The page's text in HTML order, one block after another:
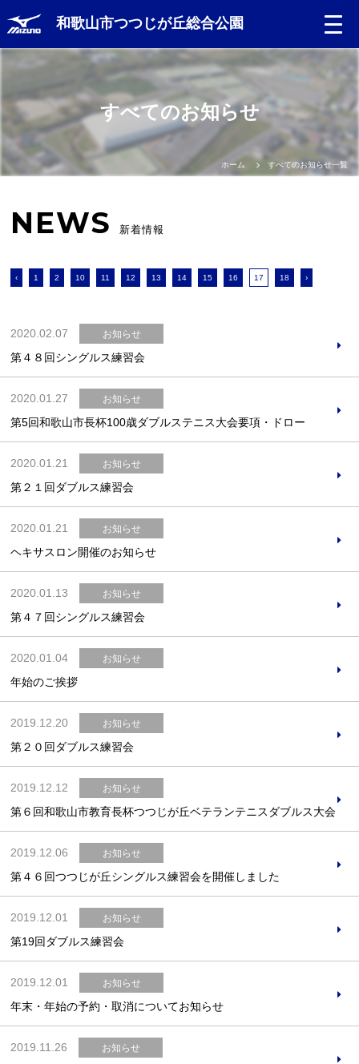
和歌山市つつじが丘総合公園
すべてのお知らせ
ホーム すべてのお知らせ一覧
NEWS 新着情報
‹ 1 2 10 11 12 13 14 15 16 17 18 ›
2020.02.07 お知らせ
第４８回シングルス練習会
2020.01.27 お知らせ
第5回和歌山市長杯100歳ダブルステニス大会要項・ドロー
2020.01.21 お知らせ
第２１回ダブルス練習会
2020.01.21 お知らせ
ヘキサスロン開催のお知らせ
2020.01.13 お知らせ
第４７回シングルス練習会
2020.01.04 お知らせ
年始のご挨拶
2019.12.20 お知らせ
第２０回ダブルス練習会
2019.12.12 お知らせ
第６回和歌山市教育長杯つつじが丘ベテランテニスダブルス大会
2019.12.06 お知らせ
第４６回つつじが丘シングルス練習会を開催しました
2019.12.01 お知らせ
第19回ダブルス練習会
2019.12.01 お知らせ
年末・年始の予約・取消についてお知らせ
2019.11.26 お知らせ